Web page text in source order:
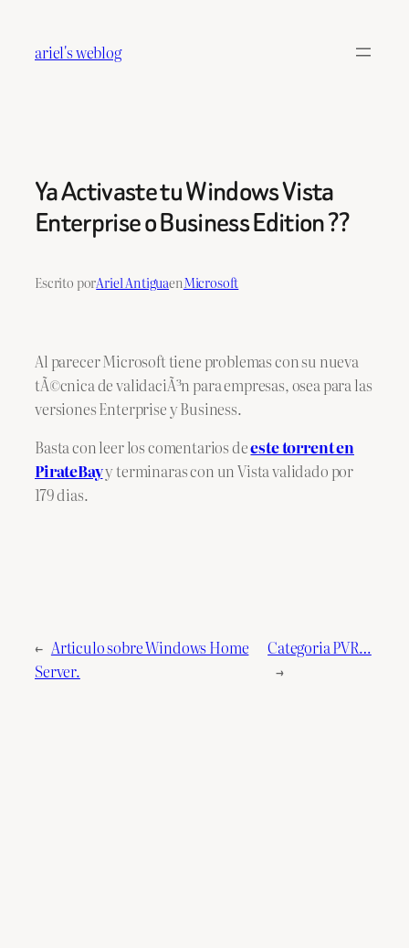
contenido
ariel's weblog
Ya Activaste tu Windows Vista
Enterprise o Business Edition ??
Escrito porAriel AntiguaenMicrosoft
Al parecer Microsoft tiene problemas con su nueva
tÃ©cnica de validaciÃ³n para empresas, osea para las
versiones Enterprise y Business.
Basta con leer los comentarios deeste torrent en
PirateBayy terminaras con un Vista validado por
179 dias.
← Articulo sobre Windows Home
Server.
Categoria PVR…
→